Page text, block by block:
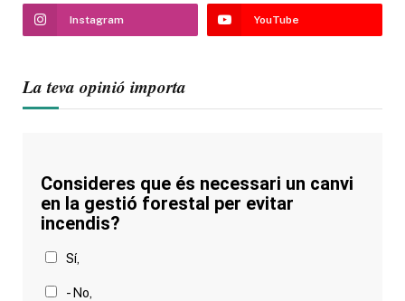
Instagram YouTube
La teva opinió importa
Consideres que és necessari un canvi
en la gestió forestal per evitar
incendis?
Sí,
- No,